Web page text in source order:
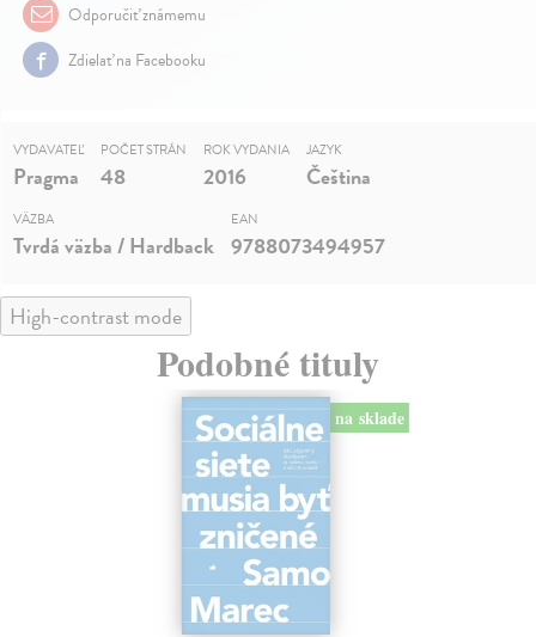
Odporučiť známemu
Zdielať na Facebooku
VYDAVATEĽ
Pragma
POČET STRÁN
48
ROK VYDANIA
2016
JAZYK
Čeština
VÄZBA
Tvrdá väzba / Hardback
EAN
9788073494957
High-contrast mode
Podobné tituly
na sklade